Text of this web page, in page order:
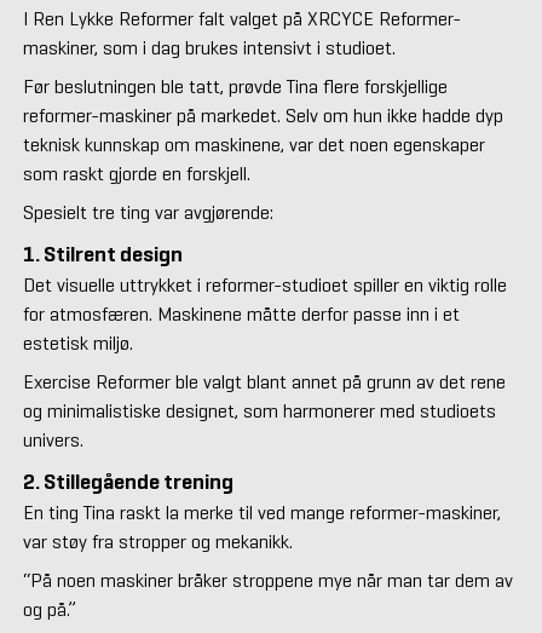
I Ren Lykke Reformer falt valget på XRCYCE Reformer-
maskiner, som i dag brukes intensivt i studioet.
Før beslutningen ble tatt, prøvde Tina flere forskjellige
reformer-maskiner på markedet. Selv om hun ikke hadde dyp
teknisk kunnskap om maskinene, var det noen egenskaper
som raskt gjorde en forskjell.
Spesielt tre ting var avgjørende:
1. Stilrent design
Det visuelle uttrykket i reformer-studioet spiller en viktig rolle
for atmosfæren. Maskinene måtte derfor passe inn i et
estetisk miljø.
Exercise Reformer ble valgt blant annet på grunn av det rene
og minimalistiske designet, som harmonerer med studioets
univers.
2. Stillegående trening
En ting Tina raskt la merke til ved mange reformer-maskiner,
var støy fra stropper og mekanikk.
“På noen maskiner bråker stroppene mye når man tar dem av
og på.”